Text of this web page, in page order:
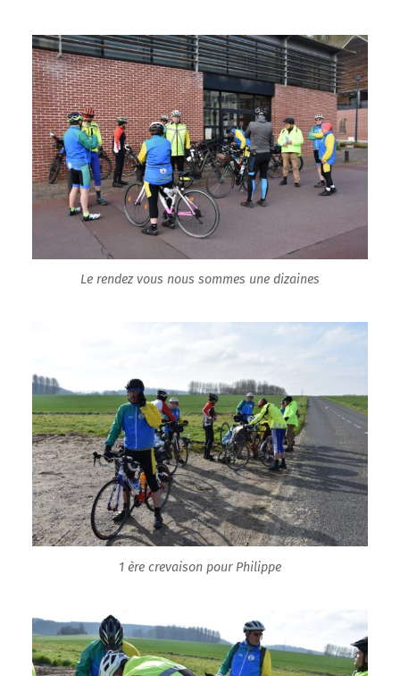
Le rendez vous nous sommes une dizaines
1 ère crevaison pour Philippe